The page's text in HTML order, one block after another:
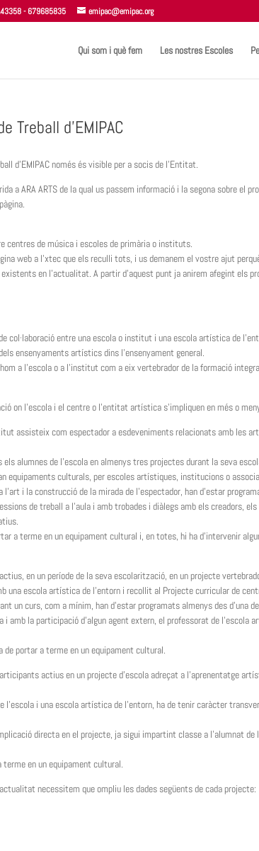
- 679685835 emipac@emipac.org
Qui som i què fem Les nostres Escoles
Treball d’EMIPAC
d’EMIPAC només és visible per a socis de l’Entitat.
a ARA ARTS de la qual us passem informació i la segona sobre el
centres de música i escoles de primària o instituts.
web a l’xtec que els reculli tots, i us demanem el vostre ajut
en l’actualitat. A partir d’aquest punt ja anirem afegint els
col·laboració entre una escola o institut i una escola artística de
ensenyaments artístics dins l’ensenyament general.
a l’escola o a l’institut com a eix vertebrador de la formació
on l’escola i el centre o l’entitat artística s’impliquen en més o
assisteix com espectador a esdeveniments relacionats amb les
alumnes de l’escola en almenys tres projectes durant la seva
equipaments culturals, per escoles artístiques, institucions o
i la construcció de la mirada de l’espectador, han d’estar
de treball a l’aula i amb trobades i diàlegs amb els creadors,
a terme en un equipament cultural i, en totes, hi ha d’intervenir
en un període de la seva escolarització, en un projecte
una escola artística de l’entorn i recollit al Projecte curricular de
un curs, com a mínim, han d’estar programats almenys des d’una
amb la participació d’algun agent extern, el professorat de l’escola
portar a terme en un equipament cultural.
actius en un projecte d’escola adreçat a l’aprenentatge
l’escola i una escola artística de l’entorn, ha de tenir caràcter
directa en el projecte, ja sigui impartint classe a l’alumnat de
en un equipament cultural.
necessitem que ompliu les dades següents de cada projecte: